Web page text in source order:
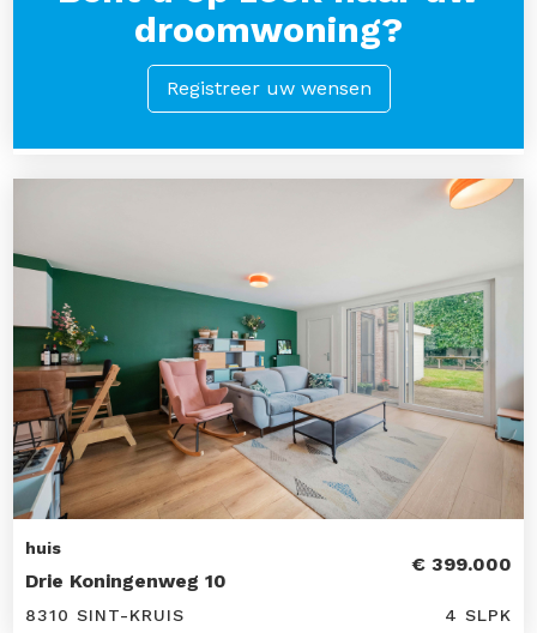
droomwoning?
Registreer uw wensen
huis
Drie Koningenweg 10
€ 399.000
8310 SINT-KRUIS 4 SLPK